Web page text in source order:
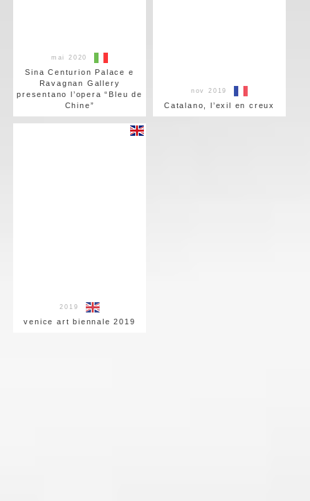
mai 2020
Sina Centurion Palace e
Ravagnan Gallery
presentano l’opera “Bleu de
Chine”
nov 2019
Catalano, l’exil en creux
2019
venice art biennale 2019